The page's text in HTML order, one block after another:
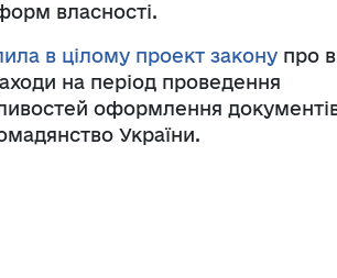
власності.
в цілому проект закону про
на період проведення
оформлення
України.